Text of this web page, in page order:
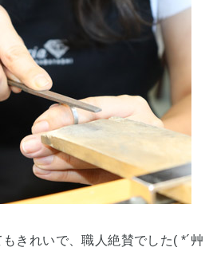
きれいで、職人絶賛でした( *´艸